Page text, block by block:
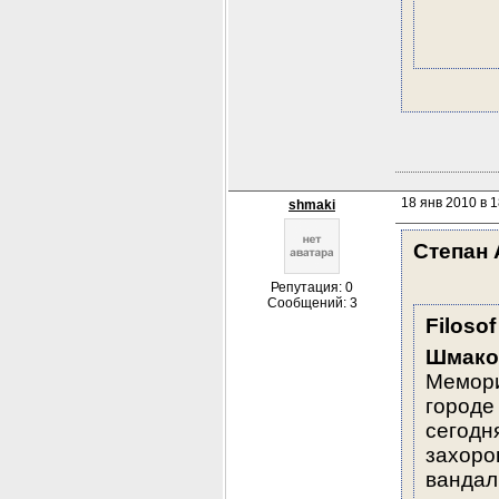
shmaki
Репутация: 0
Сообщений: 3
18 янв 2010 в
Степан
Filosof